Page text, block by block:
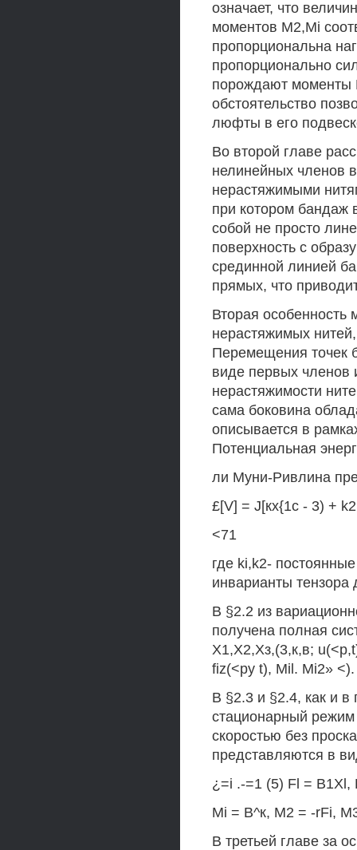
означает, что
моментов M2,Mi
пропорциональна
пропорционально
порождают моменты
обстоятельство
люфты в его
Во второй главе
нелинейных членов
нерастяжимыми
при котором бандаж
собой не просто
поверхность с
срединной линией
прямых, что
Вторая особенность
нерастяжимых
Перемещения точек
виде первых членов
нерастяжимости
сама боковина
описывается в
Потенциальная
ли Муни-Ривлина
£[V] = J[кх{1с - 3) +
<71
где ki,k2-
инварианты
В §2.2 из
получена полная
Х1,Х2,Хз,(3,к,в;
fiz(<py t), Mil. Mi2» <).
В §2.3 и §2.4, как и в
стационарный режим
скоростью без
представляются в
¿=i .-=1 (5) Fl =
Mi = В^к, М2 = -rFi,
В третьей главе за